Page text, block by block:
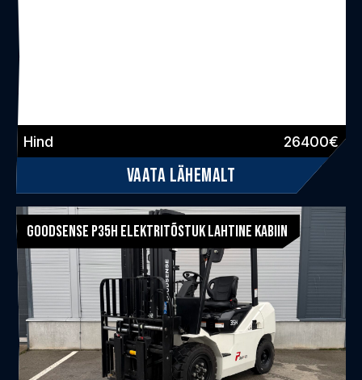
KAHVELTÕSTUK
Hind 26400€
Vaata lähemalt
Goodsense P35H Elektritõstuk Lahtine Kabiin